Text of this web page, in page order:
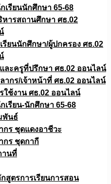
เรียนนักศึกษา 65-68
หารสถานศึกษา ศธ.02
รียนนักศึกษา/ผู้ปกครอง ศธ.02
ละครูที่ปรึกษา ศธ.02 ออนไลน์
ากร/เจ้าหน้าที่ ศธ.02 ออนไลน์
ใช้งาน ศธ.02 ออนไลน์
เรียน-นักศึกษา 65-68
พันธ์
กร ชุดแดงอาชีวะ
กร ชุดกากี
านที่
สูตรการเรียนการสอน